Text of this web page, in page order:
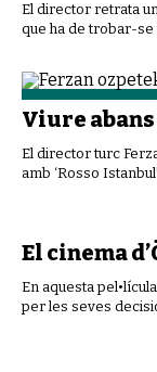
El director retrata
que ha de trobar-se
Viure
El director turc
amb ‘Rosso
El cinema
En aquesta
per les seves